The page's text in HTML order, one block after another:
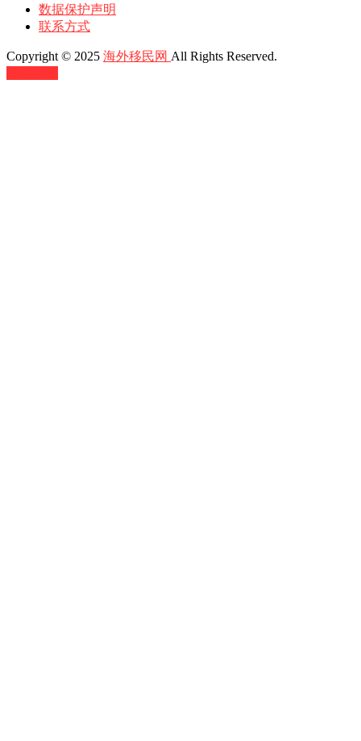
数据保护声明
联系方式
Copyright © 2025 海外移民网 All Rights Reserved.